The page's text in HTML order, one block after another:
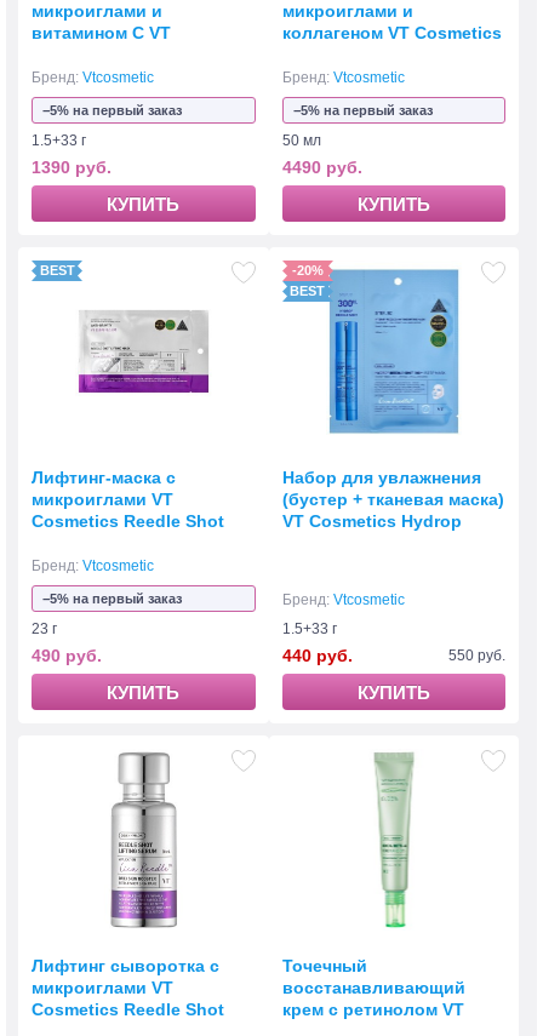
микроиглами и
витамином С VT
Reedle Shot100 1.5+33 г
Бренд: Vtcosmetic
−5% на первый заказ
1.5+33 г
1390 руб.
КУПИТЬ
микроиглами и
коллагеном VT Cosmetics
Бренд: Vtcosmetic
−5% на первый заказ
50 мл
4490 руб.
КУПИТЬ
Лифтинг-маска с
микроиглами VT
Cosmetics Reedle Shot
Бренд: Vtcosmetic
−5% на первый заказ
23 г
490 руб.
КУПИТЬ
Набор для увлажнения
(бустер + тканевая маска)
VT Cosmetics Hydrop
Бренд: Vtcosmetic
-20%
1.5+33 г
440 руб. 550 руб.
КУПИТЬ
Лифтинг сыворотка с
микроиглами VT
Cosmetics Reedle Shot
Точечный
восстанавливающий
крем с ретинолом VT